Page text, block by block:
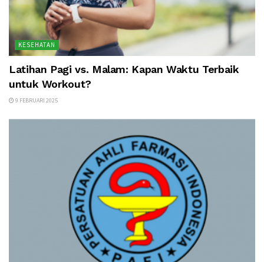
KESEHATAN
Latihan Pagi vs. Malam: Kapan Waktu Terbaik
untuk Workout?
9 FEBRUARI 2025